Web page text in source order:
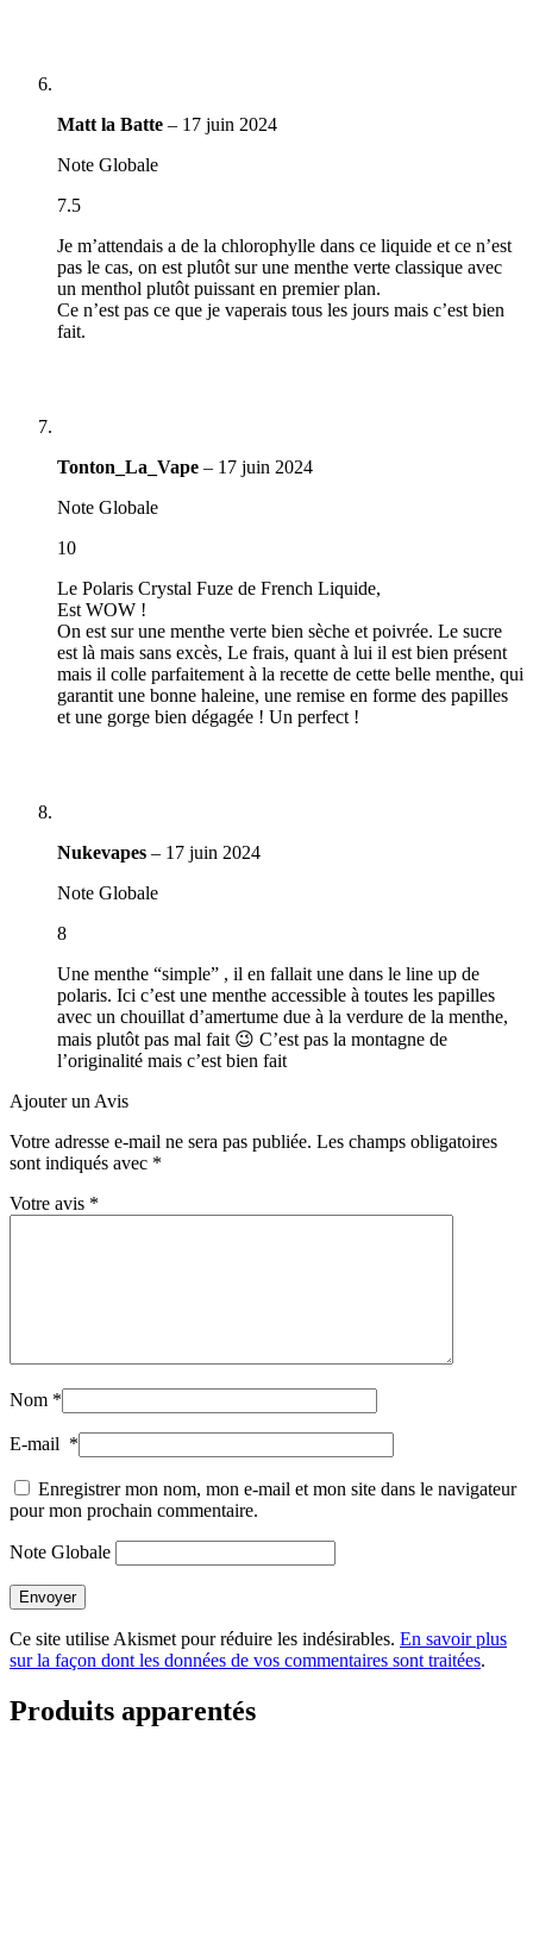
Matt la Batte – 17 juin 2024
Note Globale
7.5
Je m’attendais a de la chlorophylle dans ce liquide et ce n’est
pas le cas, on est plutôt sur une menthe verte classique avec
un menthol plutôt puissant en premier plan.
Ce n’est pas ce que je vaperais tous les jours mais c’est bien
fait.
Tonton_La_Vape – 17 juin 2024
Note Globale
10
Le Polaris Crystal Fuze de French Liquide,
Est WOW !
On est sur une menthe verte bien sèche et poivrée. Le sucre
est là mais sans excès, Le frais, quant à lui il est bien présent
mais il colle parfaitement à la recette de cette belle menthe, qui
garantit une bonne haleine, une remise en forme des papilles
et une gorge bien dégagée ! Un perfect !
Nukevapes – 17 juin 2024
Note Globale
8
Une menthe “simple” , il en fallait une dans le line up de
polaris. Ici c’est une menthe accessible à toutes les papilles
avec un chouillat d’amertume due à la verdure de la menthe,
mais plutôt pas mal fait 😉 C’est pas la montagne de
l’originalité mais c’est bien fait
Ajouter un Avis
Votre adresse e-mail ne sera pas publiée. Les champs obligatoires
sont indiqués avec *
Votre avis *
Nom *
E-mail *
Enregistrer mon nom, mon e-mail et mon site dans le navigateur
pour mon prochain commentaire.
Note Globale
Envoyer
Ce site utilise Akismet pour réduire les indésirables. En savoir plus
sur la façon dont les données de vos commentaires sont traitées.
Produits apparentés